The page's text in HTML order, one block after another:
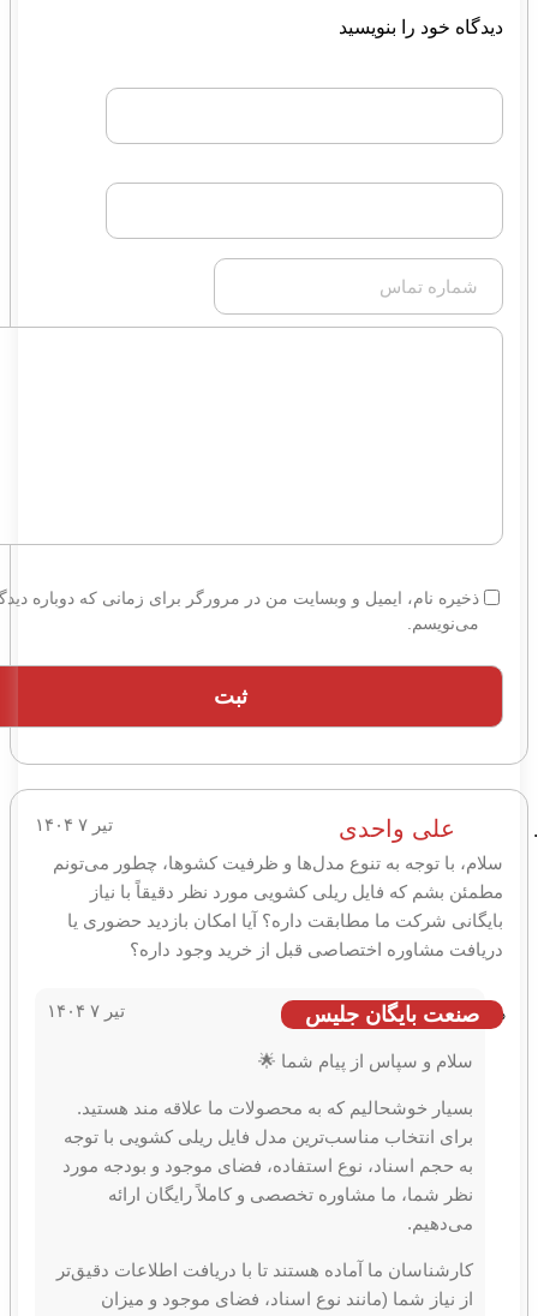
علی واحدی
با توجه به تنوع مدل‌ها و ظرفیت کشوها، چطور می‌تونم
بشم که فایل ریلی کشویی مورد نظر دقیقاً با نیاز
شرکت ما مطابقت داره؟ آیا امکان بازدید حضوری یا
مشاوره اختصاصی قبل از خرید وجود داره؟
صنعت بایگان جلیس
سلام و سپاس از پیام شما 🌟
بسیار خوشحالیم که به محصولات ما علاقه‌ مند هستید.
برای انتخاب مناسب‌ترین مدل فایل ریلی کشویی با توجه
به حجم اسناد، نوع استفاده، فضای موجود و بودجه مورد
نظر شما، ما مشاوره تخصصی و کاملاً رایگان ارائه
می‌دهیم.
کارشناسان ما آماده هستند تا با دریافت اطلاعات دقیق‌تر
از نیاز شما (مانند نوع اسناد، فضای موجود و میزان
خود را بنویسید
ذخیره نام، ایمیل و وبسایت من در مرورگر برای زمانی که دوباره دیدگاهی
می‌نویسم.